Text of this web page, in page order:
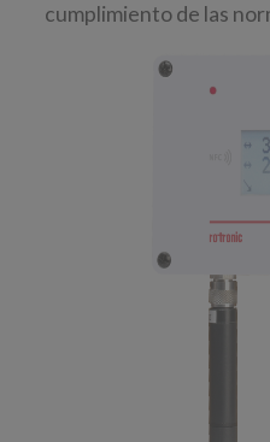
cumplimiento de las